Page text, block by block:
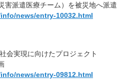
害派遣医療チーム）を被災地へ派遣
news/entry-10032.html
会実現に向けたプロジェクト
news/entry-09812.html